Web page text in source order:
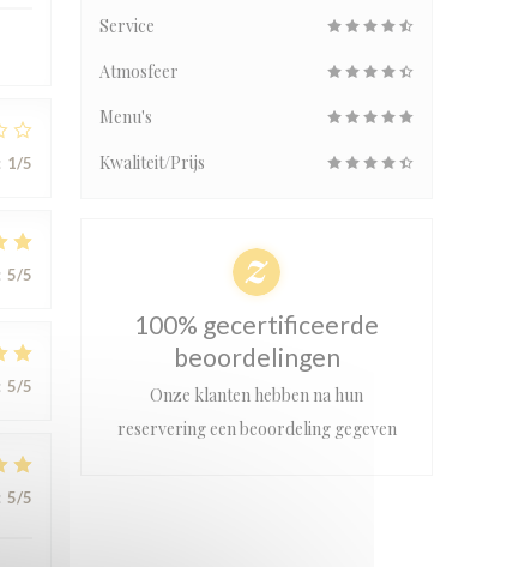
1/5
5/5
: 5/5
5/5
Service
Atmosfeer
Menu's
Kwaliteit/Prijs
100% gecertificeerde
beoordelingen
Onze klanten hebben na hun
reservering een beoordeling gegeven